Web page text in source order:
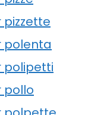
pizzette
polenta
polipetti
pollo